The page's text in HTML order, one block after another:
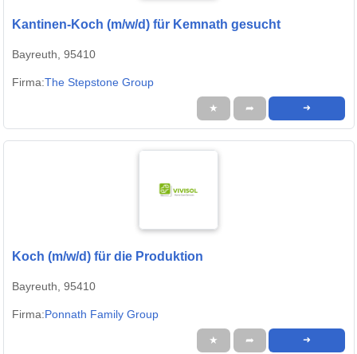
Kantinen-Koch (m/w/d) für Kemnath gesucht
Bayreuth, 95410
Firma:The Stepstone Group
★ ➦ ➜
Koch (m/w/d) für die Produktion
Bayreuth, 95410
Firma:Ponnath Family Group
★ ➦ ➜